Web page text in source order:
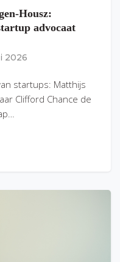
Housz:
advocaat
2026
startups: Matthijs
Clifford Chance de